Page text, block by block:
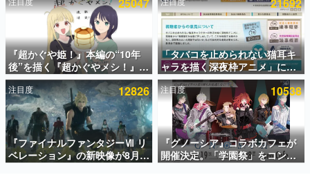
電ファミのいま読まれている記事ランキング
アプリセール情報
インタビュー
連載・特集一覧
殿堂入り記事
SNS拡散数が数千以上！ ページビュー数万以上！ などな
ど。多くの人々に読まれた、電ファミ渾身の“殿堂入り”記
事をまとめました。
『超かぐや姫！』本編の“10年
後”を描く『超かぐやメシ！』
Web連載決定。新たなWebマン
ガレーベル「ビビビコミック」
にて特別話が掲載スタート、あ
のお話には…まだ続きがある！
「タバコを止められない猫耳キ
ャラを描く深夜枠アニメ」に視
聴者の一部から批判意見。違法
薬物の使用と思しき描写も含め
て、BPOが議論を交わす
注目度 12826
『ファイナルファンタジーⅦ リ
ベレーション』の新映像が8月
26日早朝に公開へ。『FF7』リ
注目度 10538
『グノーシア』コラボカフェが
開催決定。「学園祭」をコンセ
プトに、模擬店やセツやSQ、ラ